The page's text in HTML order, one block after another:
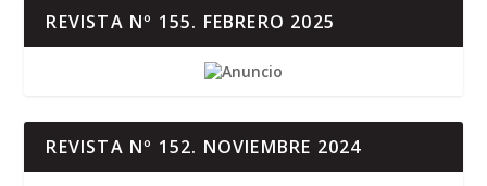
REVISTA Nº 155. FEBRERO 2025
REVISTA Nº 152. NOVIEMBRE 2024